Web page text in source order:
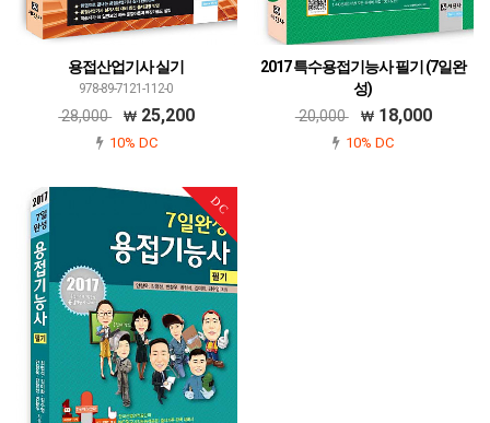
용접산업기사 실기
978-89-7121-112-0
28,000 25,200
10% DC
2017 특수용접기능사 필기 (7일완
성)
978-89-7121-109-0
20,000 18,000
10% DC
DC